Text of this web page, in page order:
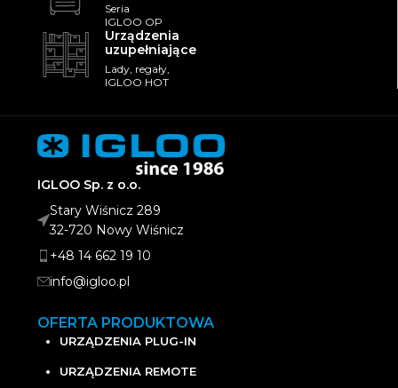
Seria
IGLOO OP
Urządzenia
uzupełniające
Lady, regały,
IGLOO HOT
IGLOO Sp. z o.o.
Stary Wiśnicz 289
32-720 Nowy Wiśnicz
+48 14 662 19 10
info@igloo.pl
OFERTA PRODUKTOWA
URZĄDZENIA PLUG-IN
URZĄDZENIA REMOTE